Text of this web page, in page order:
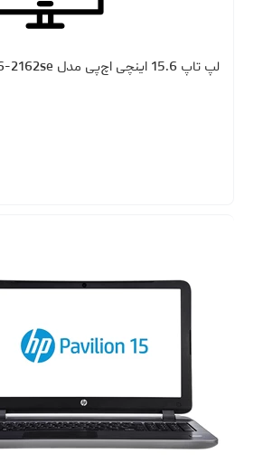
لپ تاپ 15.6 اینچی اچ‌پی مدل Pavilion G6-2162se